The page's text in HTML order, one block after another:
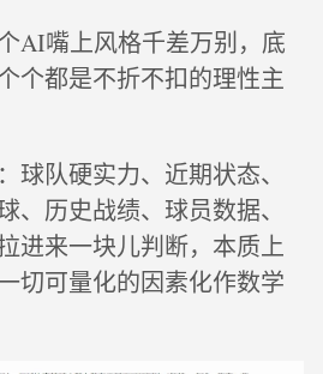
AI嘴上风格千差万别，底
都是不折不扣的理性主
球队硬实力、近期状态、
、历史战绩、球员数据、
进来一块儿判断，本质上
切可量化的因素化作数学